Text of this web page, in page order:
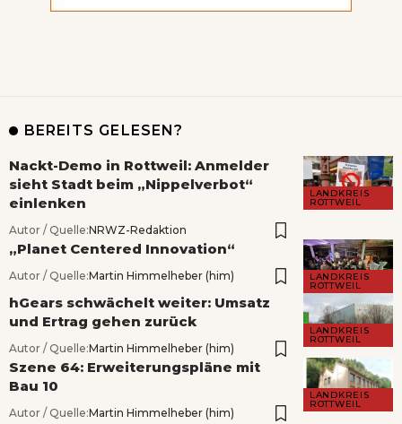
BEREITS GELESEN?
LANDKREIS
ROTTWEIL
Nackt-Demo in Rottweil: Anmelder
sieht Stadt beim „Nippelverbot“
einlenken
Autor / Quelle:NRWZ-Redaktion
LANDKREIS
ROTTWEIL
„Planet Centered Innovation“
Autor / Quelle:Martin Himmelheber (him)
LANDKREIS
ROTTWEIL
hGears schwächelt weiter: Umsatz
und Ertrag gehen zurück
Autor / Quelle:Martin Himmelheber (him)
LANDKREIS
ROTTWEIL
Szene 64: Erweiterungspläne mit
Bau 10
Autor / Quelle:Martin Himmelheber (him)